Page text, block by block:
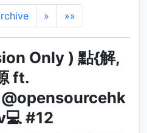
» »»
Only ) 點{解,
ft.
#12